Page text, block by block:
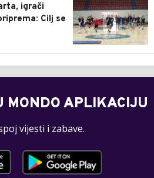
igrači
Cilj se
MONDO APLIKACIJU
vijesti i zabave.